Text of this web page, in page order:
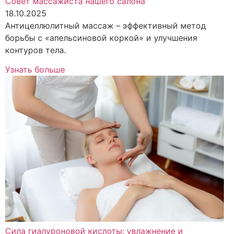
18.10.2025
Антицеллюлитный массаж – эффективный метод
борьбы с «апельсиновой коркой» и улучшения
контуров тела.
Узнать больше
Сила гиалуроновой кислоты: увлажнение и